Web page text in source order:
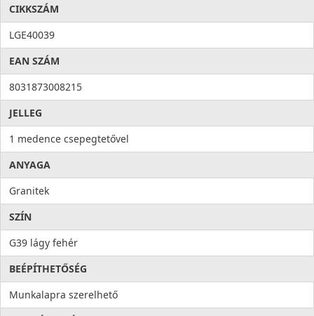
CIKKSZÁM
LGE40039
EAN SZÁM
8031873008215
JELLEG
1 medence csepegtetővel
ANYAGA
Granitek
SZÍN
G39 lágy fehér
BEÉPÍTHETŐSÉG
Munkalapra szerelhető